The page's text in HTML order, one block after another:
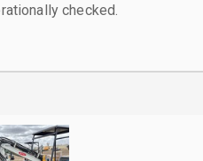
checked.